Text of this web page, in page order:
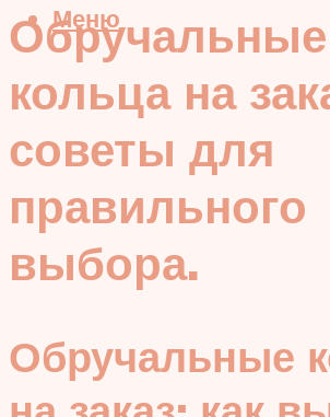
Меню
Обручальные
кольца на
советы для
правильного
выбора.
Обручальные